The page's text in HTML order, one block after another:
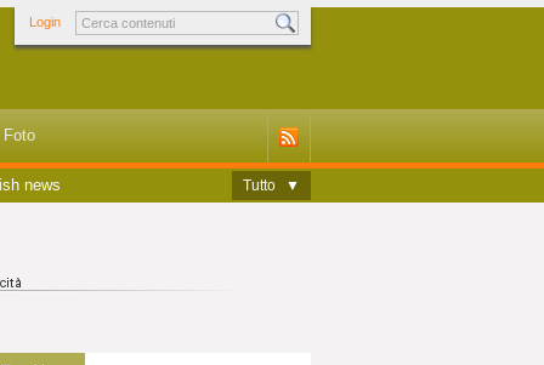
Login
Foto
news Tutto ▼